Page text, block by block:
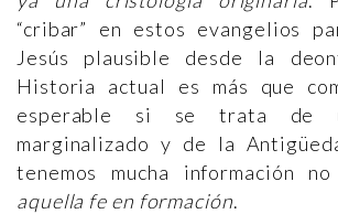
“cribar” en estos evangelios
Jesús plausible desde la
Historia actual es más que
esperable si se trata de
marginalizado y de la
tenemos mucha información
aquella fe en formación.